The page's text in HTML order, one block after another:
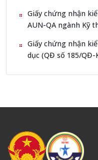
Giấy chứng nhận
AUN-QA ngành Kỹ
Giấy chứng nhận
dục (QĐ số 185/QĐ-